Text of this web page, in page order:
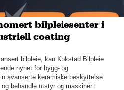
bilpleiesenter i
coating
bilpleie, kan Kokstad Bilpleie
nyhet for bygg- og
avanserte keramiske beskyttelse
behandle utstyr og maskiner i